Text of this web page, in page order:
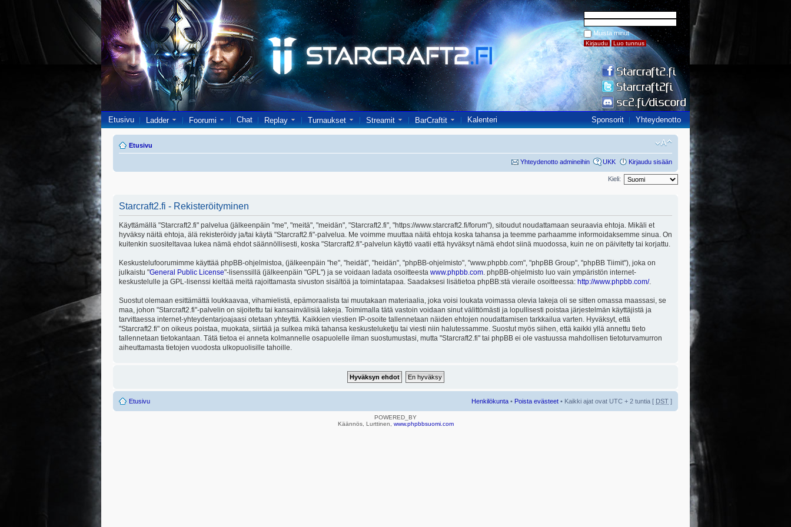
Muista minut
Etusivu Ladder Foorumi Chat Replay Turnaukset Streamit BarCraftit Kalenteri Sponsorit Yhteydenotto
Etusivu
Yhteydenotto admineihin UKK Kirjaudu sisään
Kieli:
Starcraft2.fi - Rekisteröityminen
Käyttämällä "Starcraft2.fi" palvelua (jälkeenpäin "me", "meitä", "meidän", "Starcraft2.fi", "https://www.starcraft2.fi/forum"), sitoudut noudattamaan seuraavia ehtoja. Mikäli et
hyväksy näitä ehtoja, älä rekisteröidy ja/tai käytä "Starcraft2.fi"-palvelua. Me voimme muuttaa näitä ehtoja koska tahansa ja teemme parhaamme informoidaksemme sinua. On
kuitenkin suositeltavaa lukea nämä ehdot säännöllisesti, koska "Starcraft2.fi"-palvelun käyttö vaatii että hyväksyt nämä ehdot siinä muodossa, kuin ne on päivitetty tai korjattu.
Keskustelufoorumimme käyttää phpBB-ohjelmistoa, (jälkeenpäin "he", "heidät", "heidän", "phpBB-ohjelmisto", "www.phpbb.com", "phpBB Group", "phpBB Tiimit"), joka on
julkaistu "General Public License"-lisenssillä (jälkeenpäin "GPL") ja se voidaan ladata osoitteesta www.phpbb.com . phpBB-ohjelmisto luo vain ympäristön internet-
keskustelulle ja GPL-lisenssi kieltää meitä rajoittamasta sivuston sisältöä ja toimintatapaa. Saadaksesi lisätietoa phpBB:stä vieraile osoitteessa: http://www.phpbb.com/.
Suostut olemaan esittämättä loukkaavaa, vihamielistä, epämoraalista tai muutakaan materiaalia, joka voisi loukata voimassa olevia lakeja oli se sitten omassa maassasi, se
maa, johon "Starcraft2.fi"-palvelin on sijoitettu tai kansainvälisiä lakeja. Toimimalla tätä vastoin voidaan sinut välittömästi ja lopullisesti poistaa järjestelmän käyttäjistä ja
tarvittaessa internet-yhteydentarjoajaasi otetaan yhteyttä. Kaikkien viestien IP-osoite tallennetaan näiden ehtojen noudattamisen tarkkailua varten. Hyväksyt, että
"Starcraft2.fi" on oikeus poistaa, muokata, siirtää ja sulkea mikä tahansa keskusteluketju tai viesti niin halutessamme. Suostut myös siihen, että kaikki yllä annettu tieto
tallennetaan tietokantaan. Tätä tietoa ei anneta kolmannelle osapuolelle ilman suostumustasi, mutta "Starcraft2.fi" tai phpBB ei ole vastuussa mahdollisen tietoturvamurron
aiheuttamasta tietojen vuodosta ulkopuolisille tahoille.
Etusivu Henkilökunta • Poista evästeet • Kaikki ajat ovat UTC + 2 tuntia [ DST ]
POWERED_BY
Käännös, Lurttinen, www.phpbbsuomi.com